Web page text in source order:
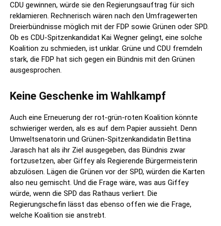
CDU gewinnen, würde sie den Regierungsauftrag für sich
reklamieren. Rechnerisch wären nach den Umfragewerten
Dreierbündnisse möglich mit der FDP sowie Grünen oder SPD.
Ob es CDU-Spitzenkandidat Kai Wegner gelingt, eine solche
Koalition zu schmieden, ist unklar. Grüne und CDU fremdeln
stark, die FDP hat sich gegen ein Bündnis mit den Grünen
ausgesprochen.
Keine Geschenke im Wahlkampf
Auch eine Erneuerung der rot-grün-roten Koalition könnte
schwieriger werden, als es auf dem Papier aussieht. Denn
Umweltsenatorin und Grünen-Spitzenkandidatin Bettina
Jarasch hat als ihr Ziel ausgegeben, das Bündnis zwar
fortzusetzen, aber Giffey als Regierende Bürgermeisterin
abzulösen. Lägen die Grünen vor der SPD, würden die Karten
also neu gemischt. Und die Frage wäre, was aus Giffey
würde, wenn die SPD das Rathaus verliert. Die
Regierungschefin lässt das ebenso offen wie die Frage,
welche Koalition sie anstrebt.